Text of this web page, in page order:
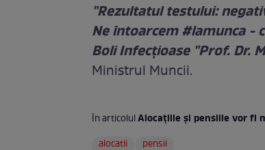
"Rezultatul testului:
Ne întoarcem #lamunca -
Boli Infecțioase "Prof. Dr.
Ministrul Muncii.
În articolulAlocațiile și pensiile vor fi
alocatii
pensii